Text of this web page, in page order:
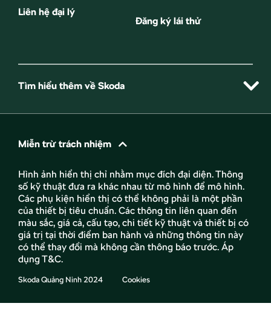
Liên hệ đại lý
Đăng ký lái thử
Tìm hiểu thêm về Skoda
Miễn trừ trách nhiệm
Hình ảnh hiển thị chỉ nhằm mục đích đại diện. Thông
số kỹ thuật đưa ra khác nhau từ mô hình để mô hình.
Các phụ kiện hiển thị có thể không phải là một phần
của thiết bị tiêu chuẩn. Các thông tin liên quan đến
màu sắc, giá cả, cấu tạo, chi tiết kỹ thuật và thiết bị có
giá trị tại thời điểm ban hành và những thông tin này
có thể thay đổi mà không cần thông báo trước. Áp
dụng T&C.
Skoda Quảng Ninh 2024 Cookies